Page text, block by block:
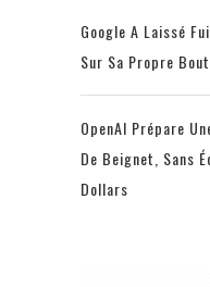
Google A Laissé
Sur Sa Propre
OpenAI Prépare
De Beignet, Sans
Dollars